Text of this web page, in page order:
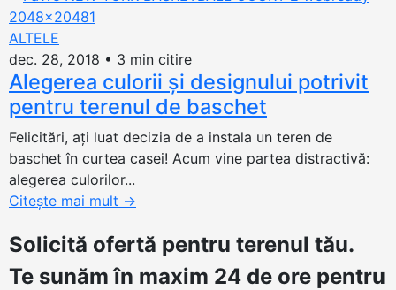
ALTELE
dec. 28, 2018 • 3 min citire
Alegerea culorii și designului potrivit
pentru terenul de baschet
Felicitări, ați luat decizia de a instala un teren de
baschet în curtea casei! Acum vine partea distractivă:
alegerea culorilor...
Citește mai mult →
Solicită ofertă pentru terenul tău.
Te sunăm în maxim 24 de ore pentru